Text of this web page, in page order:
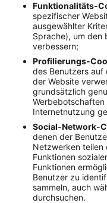
Funktionalitäts-
spezifischer
ausgewählter
Sprache), um den
verbessern;
Profilierungs-
des Benutzers auf
der Website
grundsätzlich
Internetnutzung
Social-Network-
denen der
Netzwerken teilen
Funktionen
Funktionen
Benutzer zu
sammeln, auch
durchsuchen.